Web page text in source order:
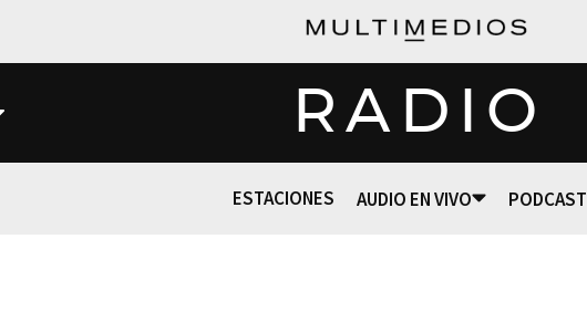
RADIO
ESTACIONES AUDIO EN VIVO PODCAST